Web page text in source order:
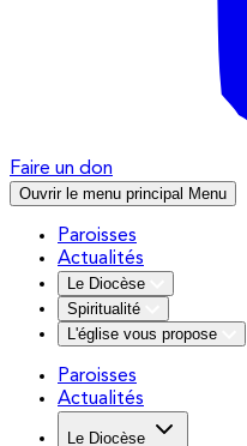
Faire un don
Ouvrir le menu principal Menu
Paroisses
Actualités
Le Diocèse
Spiritualité
L'église vous propose
Paroisses
Actualités
Le Diocèse